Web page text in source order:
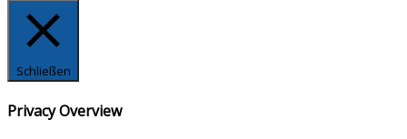
Schließen
Privacy Overview